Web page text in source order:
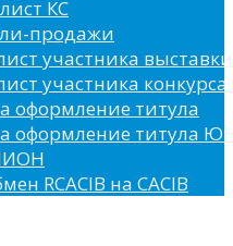
КС
продажи
участника выставки
участника конкурса
оформление титула
оформление титула
RCACIB на CACIB